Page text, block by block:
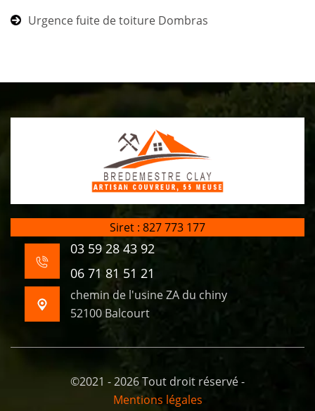
Urgence fuite de toiture Dombras
Siret : 827 773 177
03 59 28 43 92
06 71 81 51 21
chemin de l'usine ZA du chiny
52100 Balcourt
©2021 - 2026 Tout droit réservé -
Mentions légales